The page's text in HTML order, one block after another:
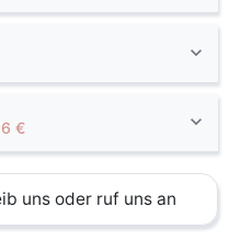
€
uns oder ruf uns an